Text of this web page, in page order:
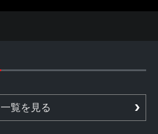
一覧を見る